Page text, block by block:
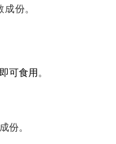
份。
可食用 。
份。